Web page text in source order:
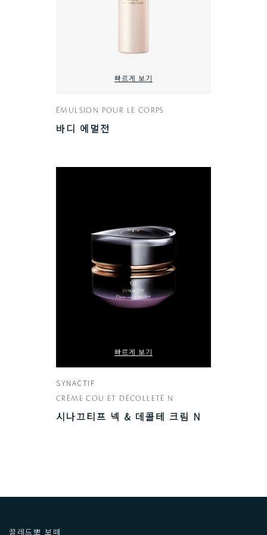
빠르게 보기
ÉMULSION POUR LE CORPS
바디 에멀전
빠르게 보기
SYNACTIF
CRÈME COU ET DÉCOLLETÉ N
시나끄티프 넥 & 데콜테 크림 N
끌레드뽀 보떼